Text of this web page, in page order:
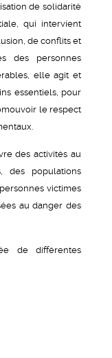
de solidarité
qui intervient
de conflits et
des personnes
elle agit et
essentiels, pour
le respect
des activités au
des populations
victimes
au danger des
de différentes